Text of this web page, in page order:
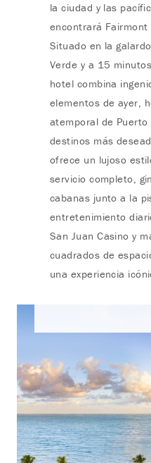
la ciudad y las
encontrará Fairmont
Situado en la
Verde y a 15
hotel combina
elementos de ayer,
atemporal de Puerto
destinos más
ofrece un lujoso
servicio completo,
cabanas junto a la
entretenimiento
San Juan Casino y
cuadrados de
una experiencia